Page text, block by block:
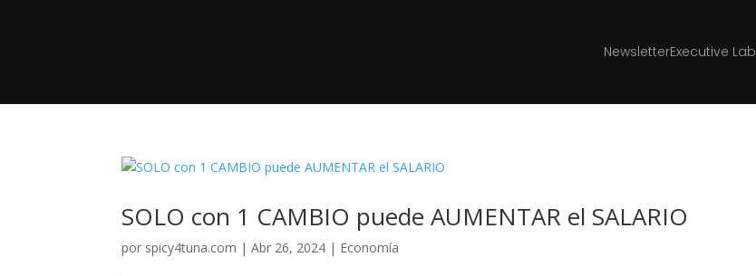
NewsletterExecutive Lab
SOLO con 1 CAMBIO puede AUMENTAR el SALARIO
por spicy4tuna.com |Abr 26, 2024 | Economía